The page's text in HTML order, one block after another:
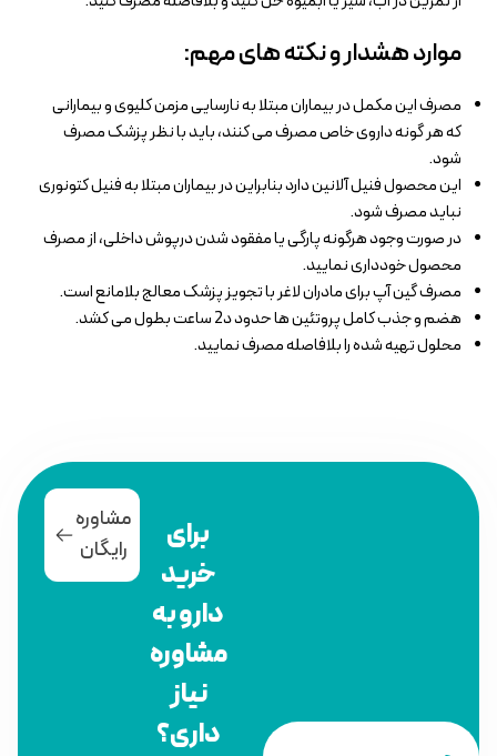
موارد هشدار و نکته های مهم:
مصرف این مکمل در بیماران مبتلا به نارسایی مزمن کلیوی و بیمارانی
که هر گونه داروی خاص مصرف می کنند، باید با نظر پزشک مصرف
شود.
این محصول فنیل آلانین دارد بنابراین در بیماران مبتلا به فنیل کتونوری
نباید مصرف شود.
در صورت وجود هرگونه پارگی یا مفقود شدن درپوش داخلی، از مصرف
محصول خودداری نمایید.
مصرف گین آپ برای مادران لاغر با تجویز پزشک معالج بلامانع است.
هضم و جذب کامل پروتئین ها حدود د2 ساعت بطول می کشد.
محلول تهیه شده را بلافاصله مصرف نمایید.
برای
خرید
دارو به
مشاوره
نیاز
داری؟
مشاوره
رایگان